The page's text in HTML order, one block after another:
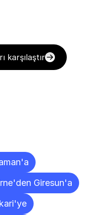
karşılaştır
Giresun'a